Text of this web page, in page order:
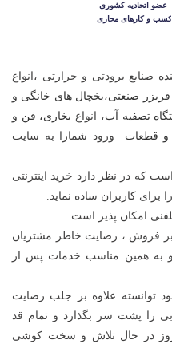
صنایع برودتی و حرارتی ، انواع
صنعتی،یخچال های خانگی و
تصفیه آب، انواع بخاری، فن و
و قطعات ورود شمارا به سایت
که در نظر دارد خرید اینترنتی
کاربران ساده نماید.
امکان پذیر است.
فروش ، رضایت خاطر مشتریان
و به همین مناسب خدمات پس از
توانسته علاوه بر جلب رضایت
را پشت سر بگذارد و تمام قد
روز در حال تلاش و سخت کوشی